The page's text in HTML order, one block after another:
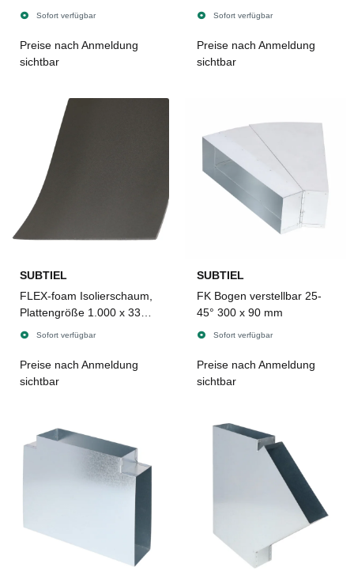
Innenvierkantanschluss 8 x
Sofort verfügbar
Preise nach Anmeldung
sichtbar
Sofort verfügbar
Preise nach Anmeldung
sichtbar
SUBTIEL
FLEX-foam Isolierschaum,
Plattengröße 1.000 x 330 x
10 mm, selbstklebend
Sofort verfügbar
Preise nach Anmeldung
sichtbar
SUBTIEL
FK Bogen verstellbar 25-
45° 300 x 90 mm
Sofort verfügbar
Preise nach Anmeldung
sichtbar